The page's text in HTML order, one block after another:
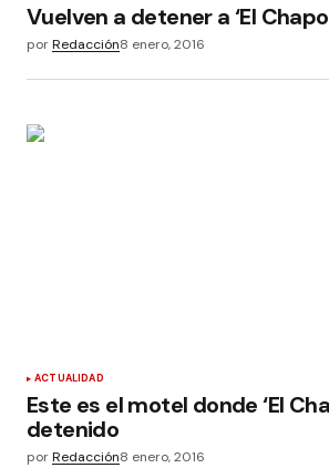
Vuelven a detener a ‘El
porRedacción8 enero, 2016
ACTUALIDAD
Este es el motel donde ‘El
detenido
porRedacción8 enero, 2016